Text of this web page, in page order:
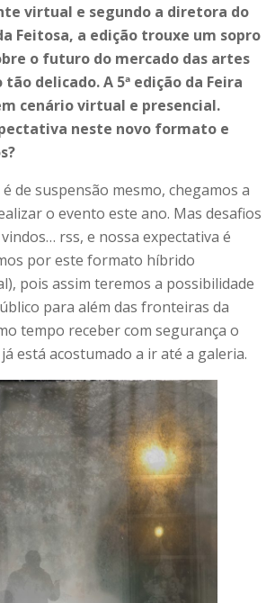
virtual e segundo a diretora do
Feitosa, a edição trouxe um sopro
o futuro do mercado das artes
delicado. A 5ª edição da Feira
cenário virtual e presencial.
neste novo formato e
de suspensão mesmo, chegamos a
o evento este ano. Mas desafios
rss, e nossa expectativa é
por este formato híbrido
pois assim teremos a possibilidade
para além das fronteiras da
tempo receber com segurança o
está acostumado a ir até a galeria.